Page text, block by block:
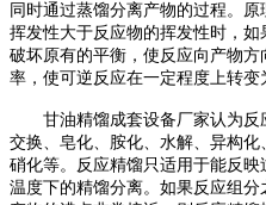
同时通过蒸馏分离产物的过程。
挥发性大于反应物的挥发性时，
破坏原有的平衡，使反应向产物
率，使可逆反应在一定程度上转变
甘油精馏成套设备厂家认为反
交换、皂化、胺化、水解、异构
硝化等。反应精馏只适用于能反
温度下的精馏分离。如果反应组